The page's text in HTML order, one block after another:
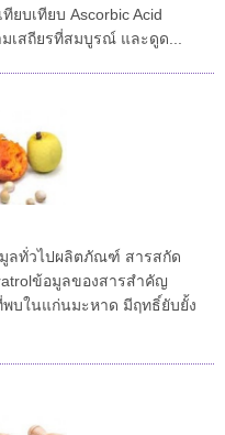
บเทียบ Ascorbic Acid
สถียรที่สมบูรณ์ และดูด...
ลทั่วไปผลิตภัณฑ์ สารสกัด
ข้อมูลของสารสำคัญ
พบในแก่นมะหาด มีฤทธิ์ยับยั้ง